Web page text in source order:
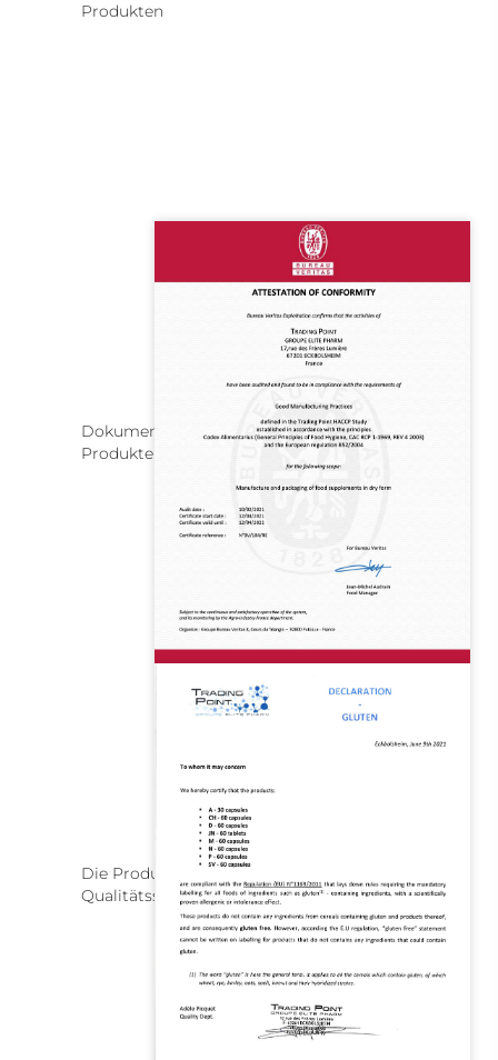
Produkten
Dokument zu GVO-freien Zutaten in
Produkten
Die Produktionsfabrik ist nach internationalen
Qualitätsstandards zertifiziert